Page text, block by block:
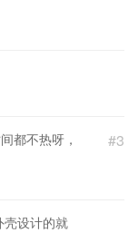
#3
都不热呀，
壳设计的就